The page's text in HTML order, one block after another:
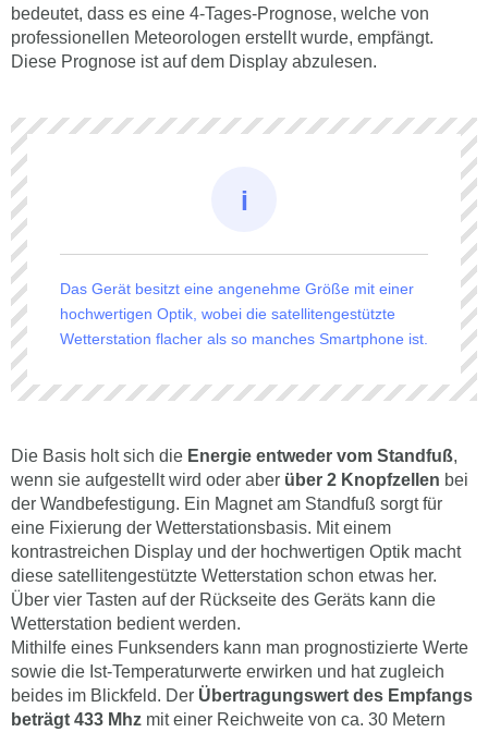
bedeutet, dass es eine 4-Tages-Prognose, welche von
professionellen Meteorologen erstellt wurde, empfängt.
Diese Prognose ist auf dem Display abzulesen.
Das Gerät besitzt eine angenehme Größe mit einer
hochwertigen Optik, wobei die satellitengestützte
Wetterstation flacher als so manches Smartphone ist.
Die Basis holt sich die Energie entweder vom Standfuß,
wenn sie aufgestellt wird oder aber über 2 Knopfzellen bei
der Wandbefestigung. Ein Magnet am Standfuß sorgt für
eine Fixierung der Wetterstationsbasis. Mit einem
kontrastreichen Display und der hochwertigen Optik macht
diese satellitengestützte Wetterstation schon etwas her.
Über vier Tasten auf der Rückseite des Geräts kann die
Wetterstation bedient werden.
Mithilfe eines Funksenders kann man prognostizierte Werte
sowie die Ist-Temperaturwerte erwirken und hat zugleich
beides im Blickfeld. Der Übertragungswert des Empfangs
beträgt 433 Mhz mit einer Reichweite von ca. 30 Metern